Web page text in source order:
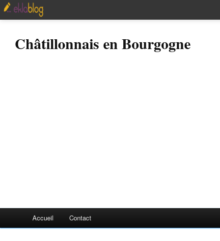
Châtillonnais en Bourgogne
Accueil Contact